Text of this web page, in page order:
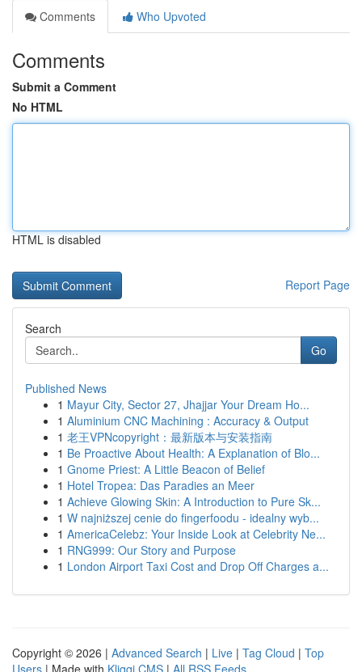
Comments
Who Upvoted
Comments
Submit a Comment
No HTML
HTML is disabled
Report Page
Search
Go
Published News
1 Mayur City, Sector 27, Jhajjar Your Dream Ho...
1 Aluminium CNC Machining : Accuracy & Output
1 老王VPNcopyright：最新版本与安装指南
1 Be Proactive About Health: A Explanation of Blo...
1 Gnome Priest: A Little Beacon of Belief
1 Hotel Tropea: Das Paradies an Meer
1 Achieve Glowing Skin: A Introduction to Pure Sk...
1 W najniższej cenie do fingerfoodu - idealny wyb...
1 AmericaCelebz: Your Inside Look at Celebrity Ne...
1 RNG999: Our Story and Purpose
1 London Airport Taxi Cost and Drop Off Charges a...
Copyright © 2026 | Advanced Search | Live | Tag Cloud | Top
Users | Made with Kliqqi CMS | All RSS Feeds